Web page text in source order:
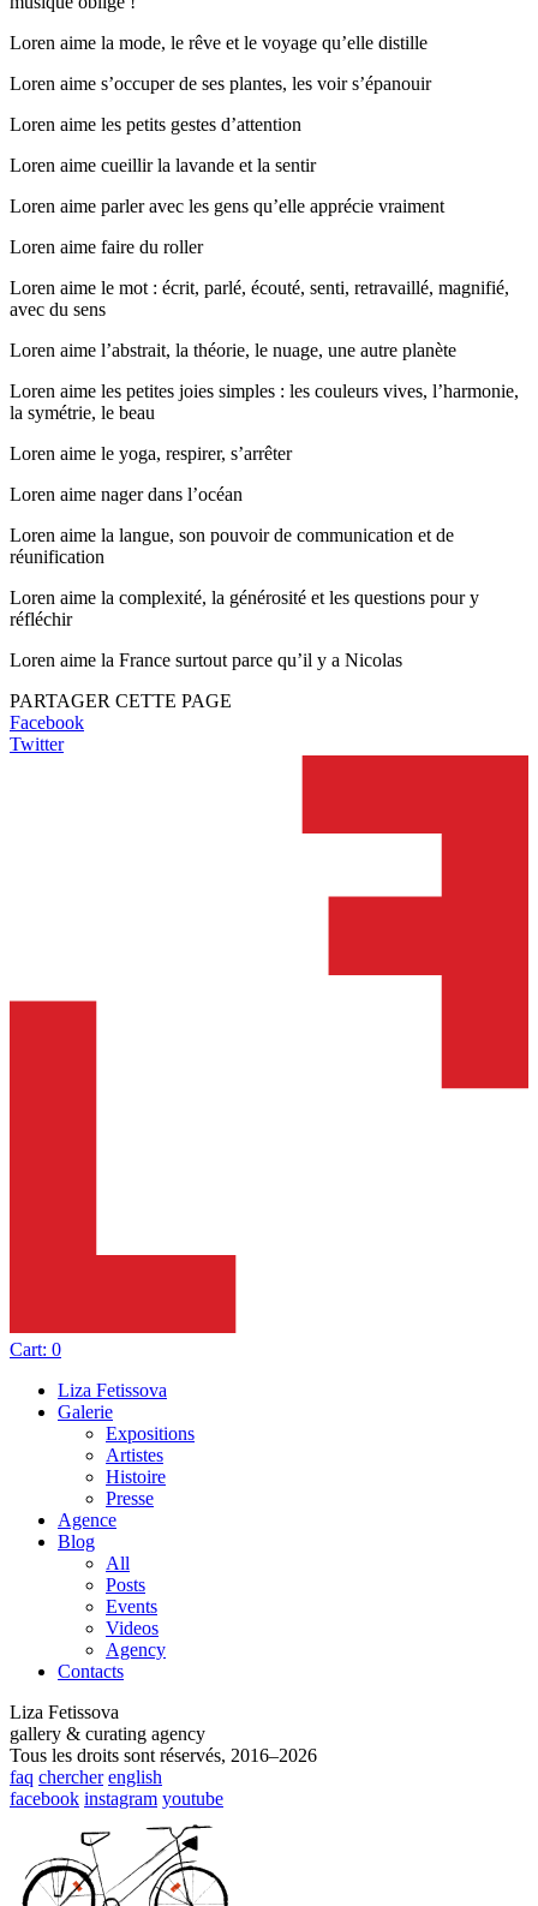
Loren aime la mode, le rêve et le voyage qu’elle distille
Loren aime s’occuper de ses plantes, les voir s’épanouir
Loren aime les petits gestes d’attention
Loren aime cueillir la lavande et la sentir
Loren aime parler avec les gens qu’elle apprécie vraiment
Loren aime faire du roller
Loren aime le mot : écrit, parlé, écouté, senti, retravaillé, magnifié,
avec du sens
Loren aime l’abstrait, la théorie, le nuage, une autre planète
Loren aime les petites joies simples : les couleurs vives, l’harmonie,
la symétrie, le beau
Loren aime le yoga, respirer, s’arrêter
Loren aime nager dans l’océan
Loren aime la langue, son pouvoir de communication et de
réunification
Loren aime la complexité, la générosité et les questions pour y
réfléchir
Loren aime la France surtout parce qu’il y a Nicolas
PARTAGER CETTE PAGE
Facebook
Twitter
Cart: 0
Liza Fetissova
Galerie
Expositions
Artistes
Histoire
Presse
Agence
Blog
All
Posts
Events
Videos
Agency
Contacts
Liza Fetissova
gallery & curating agency
Tous les droits sont réservés, 2016–2026
faq chercher english
facebook instagram youtube